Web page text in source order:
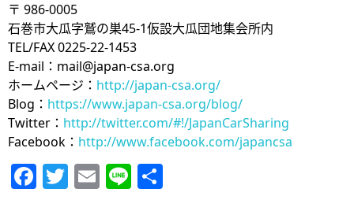
〒 986-0005
石巻市大瓜字鷲の巣45-1仮設大瓜団地集会所内
TEL/FAX 0225-22-1453
E-mail：mail@japan-csa.org
ホームページ： http://japan-csa.org/
Blog： https://www.japan-csa.org/blog/
Twitter： http://twitter.com/#!/JapanCarSharing
Facebook： http://www.facebook.com/japancsa
Facebook
Twitter
Email
Line